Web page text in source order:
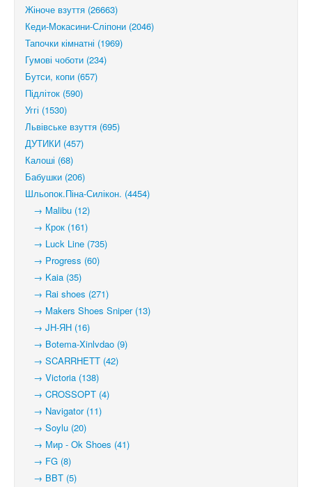
Жіноче взуття (26663)
Кеди-Мокасини-Сліпони (2046)
Тапочки кімнатні (1969)
Гумові чоботи (234)
Бутси, копи (657)
Підліток (590)
Уггі (1530)
Львівське взуття (695)
ДУТИКИ (457)
Калоші (68)
Бабушки (206)
Шльопок.Піна-Силікон. (4454)
→ Malibu (12)
→ Крок (161)
→ Luck Line (735)
→ Progress (60)
→ Kaia (35)
→ Rai shoes (271)
→ Makers Shoes Sniper (13)
→ JH-ЯН (16)
→ Botema-Xinlvdao (9)
→ SCARRHETT (42)
→ Victoria (138)
→ CROSSOPT (4)
→ Navigator (11)
→ Soylu (20)
→ Мир - Ok Shoes (41)
→ FG (8)
→ BBT (5)